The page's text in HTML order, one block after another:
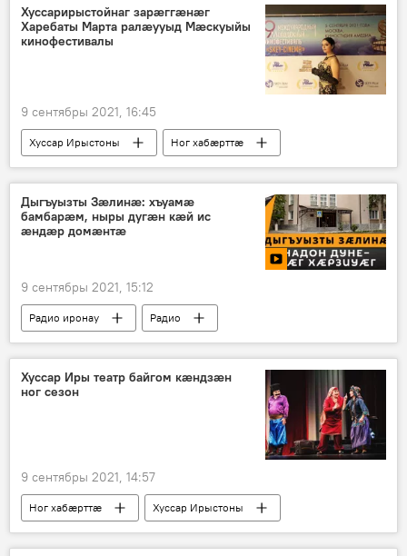
Хуссарирыстойнаг зарæггæнæг
Харебаты Марта ралæууыд Мæскуыйы
кинофестивалы
9 сентябры 2021, 16:45
Хуссар Ирыстоны
Ног хабӕрттӕ
Культурӕ
Дыгъуызты Зӕлинӕ: хъуамæ
бамбарæм, ныры дугæн кæй ис
æндæр домæнтæ
9 сентябры 2021, 15:12
Радио иронау Радио
Хуссар Иры театр байгом кӕндзӕн
ног сезон
9 сентябры 2021, 14:57
Ног хабӕрттӕ
Хуссар Ирыстоны
Культурӕ